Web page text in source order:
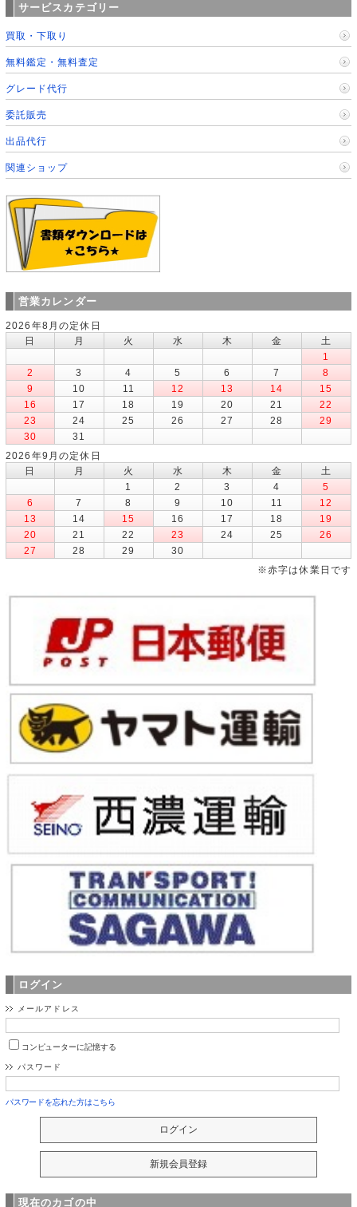
サービスカテゴリー
買取・下取り
無料鑑定・無料査定
グレード代行
委託販売
出品代行
関連ショップ
営業カレンダー
2026年8月の定休日
日
月 火 水 木 金
土
1
2
3 4 5 6 7
8
9
10 11 12 13 14
15
16
17 18 19 20 21
22
23
24 25 26 27 28
29
30
31
2026年9月の定休日
日
月 火 水 木 金
土
1
2 3 4
5
6
7 8 9 10 11
12
13
14 15 16 17 18
19
20
21 22 23 24 25
26
27
28 29
30
※赤字は休業日です
ログイン
メールアドレス
コンピューターに記憶する
パスワード
パスワードを忘れた方はこちら
現在のカゴの中